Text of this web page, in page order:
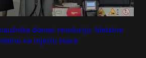
donosi revoluciju: Metalne
na mjestu kvara